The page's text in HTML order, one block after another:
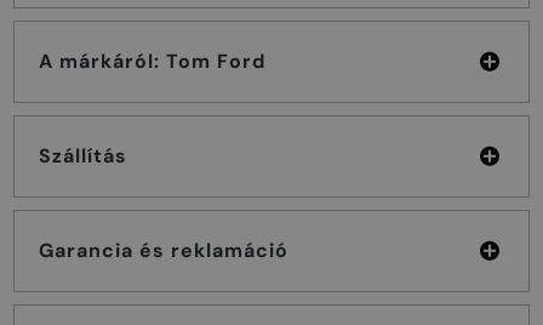
A márkáról: Tom Ford
Szállítás
Garancia és reklamáció